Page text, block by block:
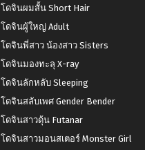
โดจินผมสั้น Short Hair
โดจินผู้ใหญ่ Adult
โดจินพี่สาว น้องสาว Sisters
โดจินมองทะลุ X-ray
โดจินลักหลับ Sleeping
โดจินสลับเพศ Gender Bender
โดจินสาวดุ้น Futanar
โดจินสาวมอนสเตอร์ Monster Girl